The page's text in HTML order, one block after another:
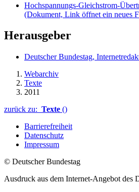
Hochspannungs-Gleichstrom-
(Dokument, Link öffnet ein neues
Herausgeber
Deutscher Bundestag,
Webarchiv
Texte
2011
zurück zu: Texte ()
Barrierefreiheit
Datenschutz
Impressum
© Deutscher Bundestag
Ausdruck aus dem Internet-Angebot des